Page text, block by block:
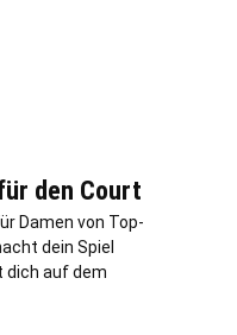
den Court
Damen von Top-
dein Spiel
auf dem